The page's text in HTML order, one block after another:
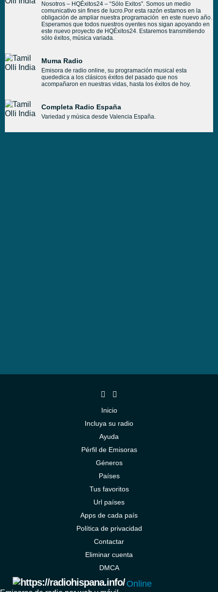
Nosotros – HQÉxitos24 – “Sólo Exitos”. Somos un medio
comunicativo sin fines de lucro.Por esta razón estamos en la
obligación de ampliar nuestra programación en este nuevo año.
Esperamos que todos nuestros oyentes nos sigan apoyando en
este nuevo proyecto de HQÉxitos24. Estaremos transmitiendo
sólo éxitos, música variada.
Muma Radio
Emisora de radio online, su programación musical esta
quededica a los clásicos éxitos del pasado que nos
acompañaron en nuestras vidas, hasta los éxitos de hoy.
Completa Radio España
Variedad y música desde Valencia España.
Inicio
Incluya su radio
Ayuda
Pérfil de Emisoras
Géneros
Países
Tus favoritos
Url países
Apps de cada país
Política de privacidad
Contactar
Eliminar cuenta
DMCA
Online